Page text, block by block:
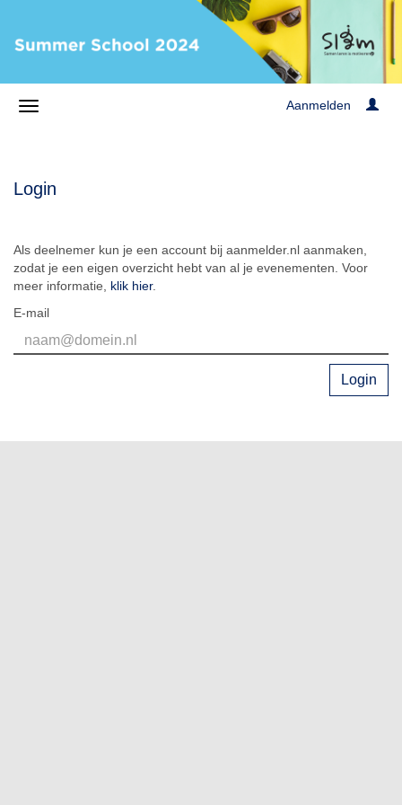
Aanmelden
Login
Als deelnemer kun je een account bij aanmelder.nl aanmaken,
zodat je een eigen overzicht hebt van al je evenementen. Voor
meer informatie, klik hier.
E-mail
Login